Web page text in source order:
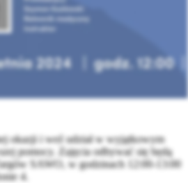
okazji i weź udział w wyjątkowym
pomocy. Zajęcia odbywać się będą
SAWO, w godzinach 12:00-13:00
4.